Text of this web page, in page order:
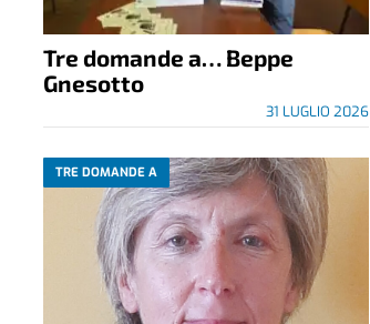
Tre domande a… Beppe
Gnesotto
31 LUGLIO 2026
TRE DOMANDE A